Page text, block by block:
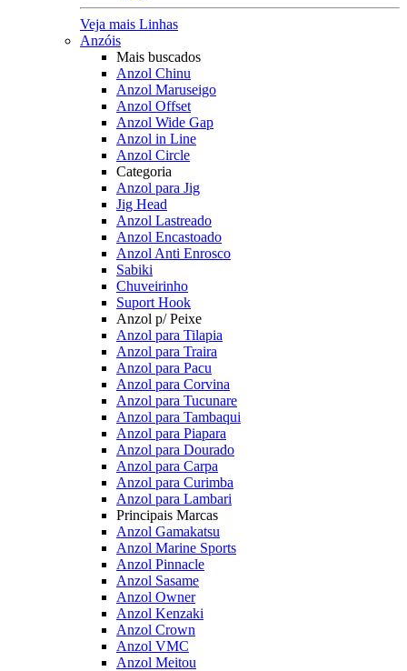
Veja mais Linhas
Anzóis
Mais buscados
Anzol Chinu
Anzol Maruseigo
Anzol Offset
Anzol Wide Gap
Anzol in Line
Anzol Circle
Categoria
Anzol para Jig
Jig Head
Anzol Lastreado
Anzol Encastoado
Anzol Anti Enrosco
Sabiki
Chuveirinho
Suport Hook
Anzol p/ Peixe
Anzol para Tilapia
Anzol para Traira
Anzol para Pacu
Anzol para Corvina
Anzol para Tucunare
Anzol para Tambaqui
Anzol para Piapara
Anzol para Dourado
Anzol para Carpa
Anzol para Curimba
Anzol para Lambari
Principais Marcas
Anzol Gamakatsu
Anzol Marine Sports
Anzol Pinnacle
Anzol Sasame
Anzol Owner
Anzol Kenzaki
Anzol Crown
Anzol VMC
Anzol Meitou